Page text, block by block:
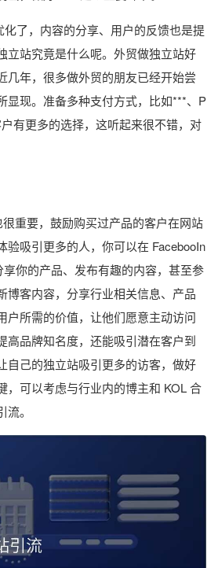
了，内容的分享、用户的反馈也是提
立站究竟是什么呢。外贸做独立站好
几年，很多做外贸的朋友已经开始尝
显现。准备多种支付方式，比如***、P
有更多的选择，这听起来很不错，对
重要，鼓励购买过产品的客户在网站
验吸引更多的人，你可以在 FacebooIn
你的产品、发布有趣的内容，甚至参
博客内容，分享行业相关信息、产品
户所需的价值，让他们愿意主动访问
高品牌知名度，还能吸引潜在客户到
自己的独立站吸引更多的访客，做好
，可以考虑与行业内的博主和 KOL 合
。